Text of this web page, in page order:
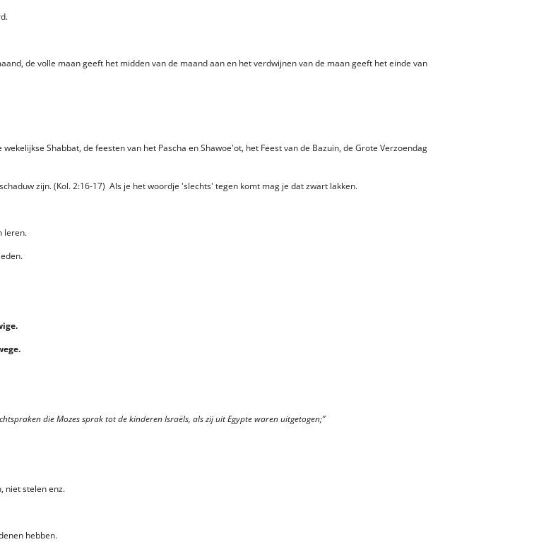
de volle maan geeft het midden van de maand aan en het verdwijnen van de maan geeft het einde van
Shabbat, de feesten van het Pascha en Shawoe'ot, het Feest van de Bazuin, de Grote Verzoendag
zijn. (Kol. 2:16-17) Als je het woordje 'slechts' tegen komt mag je dat zwart lakken.
leren.
die Mozes sprak tot de kinderen Israëls, als zij uit Egypte waren uitgetogen;”
niet stelen enz.
hebben.